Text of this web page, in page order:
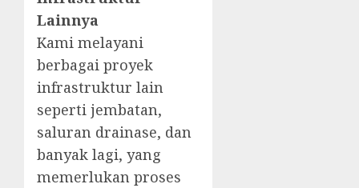
Lainnya
Kami melayani
berbagai proyek
infrastruktur lain
seperti jembatan,
saluran drainase, dan
banyak lagi, yang
memerlukan proses